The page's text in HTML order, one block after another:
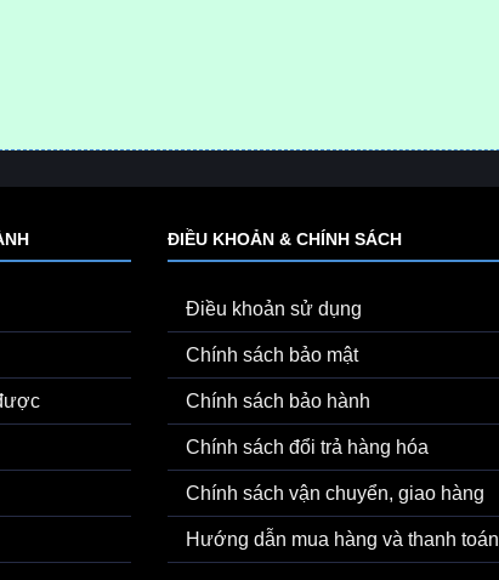
ĐIỀU KHOẢN & CHÍNH SÁCH
Điều khoản sử dụng
Chính sách bảo mật
Chính sách bảo hành
Chính sách đổi trả hàng hóa
Chính sách vận chuyển, giao hàng
Hướng dẫn mua hàng và thanh toán